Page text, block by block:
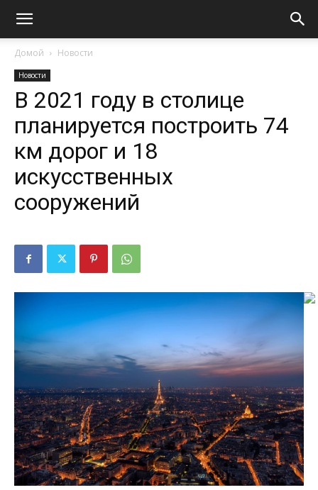
Домой Новости
Новости
В 2021 году в столице
планируется построить 74
км дорог и 18
искусственных
сооружений